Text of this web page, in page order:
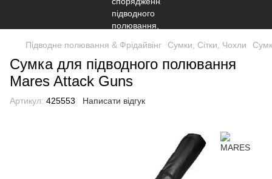
Підводне полювання & Фрідайвінг Сумки, Сітки, Чохли
Сумка для підводного полювання
Mares Attack Guns
Артикул: 425553 Написати відгук